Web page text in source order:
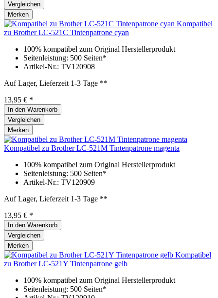
Vergleichen
Merken
Kompatibel
zu Brother LC-521C Tintenpatrone cyan
100% kompatibel zum Original Herstellerprodukt
Seitenleistung: 500 Seiten*
Artikel-Nr.: TV120908
Auf Lager, Lieferzeit 1-3 Tage **
13,95 € *
In den Warenkorb
Vergleichen
Merken
Kompatibel zu Brother LC-521M Tintenpatrone magenta
100% kompatibel zum Original Herstellerprodukt
Seitenleistung: 500 Seiten*
Artikel-Nr.: TV120909
Auf Lager, Lieferzeit 1-3 Tage **
13,95 € *
In den Warenkorb
Vergleichen
Merken
Kompatibel
zu Brother LC-521Y Tintenpatrone gelb
100% kompatibel zum Original Herstellerprodukt
Seitenleistung: 500 Seiten*